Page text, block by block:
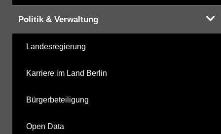
Politik & Verwaltung
Landesregierung
Karriere im Land Berlin
Bürgerbeteiligung
Open Data